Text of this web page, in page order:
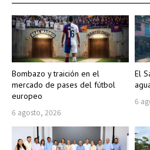
Bombazo y traición en el
mercado de pases del fútbol
europeo
6 agosto, 2026
El
6